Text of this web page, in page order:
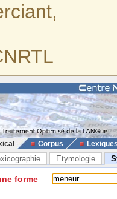
Corpus
Etymologie
forme